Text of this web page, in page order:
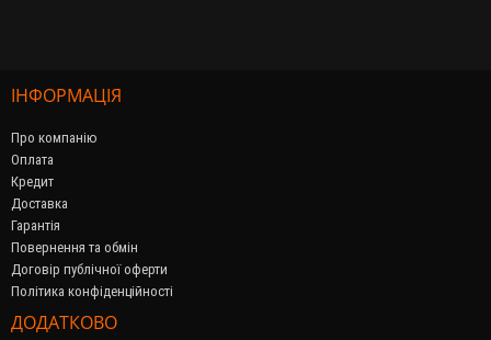
ІНФОРМАЦІЯ
Про компанію
Оплата
Кредит
Доставка
Гарантія
Повернення та обмін
Договір публічної оферти
Політика конфіденційності
ДОДАТКОВО